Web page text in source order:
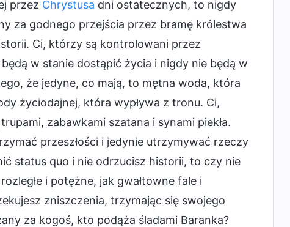
przez Chrystusa dni ostatecznych, to nigdy
za godnego przejścia przez bramę królestwa
Ci, którzy są kontrolowani przez
w stanie dostąpić życia i nigdy nie będą w
że jedyne, co mają, to mętna woda, która
życiodajnej, która wypływa z tronu. Ci,
zabawkami szatana i synami piekła.
przeszłości i jedynie utrzymywać rzeczy
status quo i nie odrzucisz historii, to czy nie
i potężne, jak gwałtowne fale i
zniszczenia, trzymając się swojego
za kogoś, kto podąża śladami Baranka?